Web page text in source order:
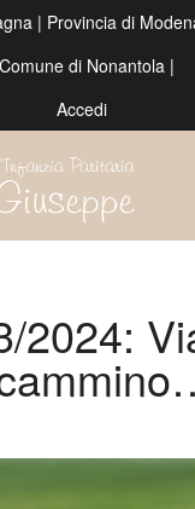
| Provincia di
Comune di Nonantola |
Accedi
2024: